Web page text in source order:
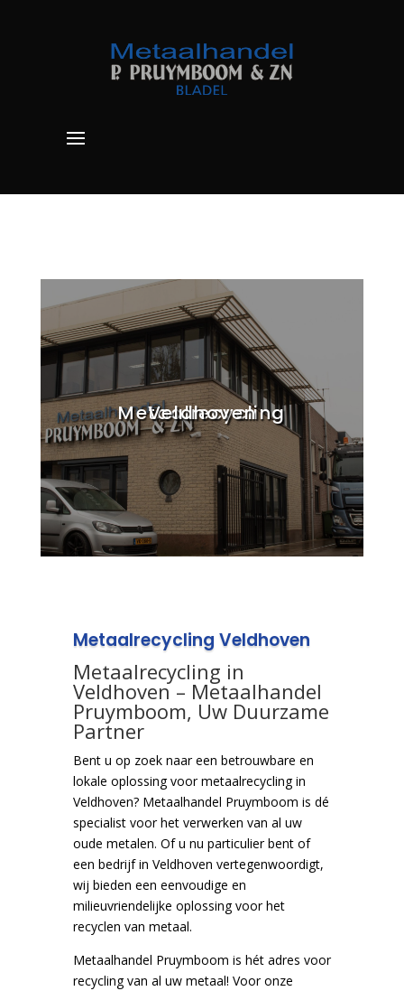
Metaalrecycling Veldhoven
Metaalrecycling Veldhoven
Metaalrecycling in
Veldhoven – Metaalhandel
Pruymboom, Uw Duurzame
Partner
Bent u op zoek naar een betrouwbare en
lokale oplossing voor metaalrecycling in
Veldhoven? Metaalhandel Pruymboom is dé
specialist voor het verwerken van al uw
oude metalen. Of u nu particulier bent of
een bedrijf in Veldhoven vertegenwoordigt,
wij bieden een eenvoudige en
milieuvriendelijke oplossing voor het
recyclen van metaal.
Metaalhandel Pruymboom is hét adres voor
recycling van al uw metaal! Voor onze